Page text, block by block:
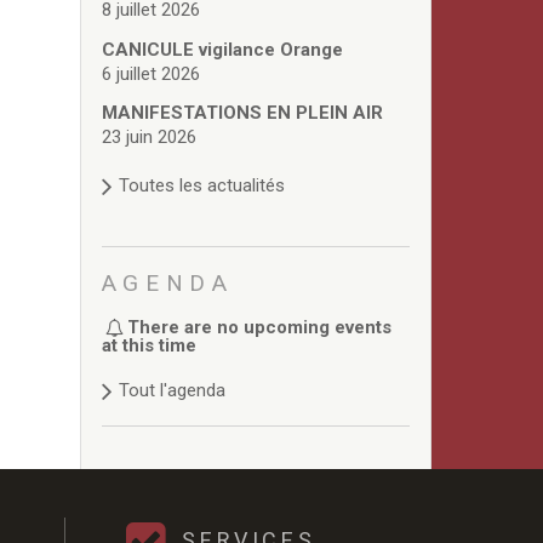
8 juillet 2026
CANICULE vigilance Orange
6 juillet 2026
MANIFESTATIONS EN PLEIN AIR
23 juin 2026
Toutes les actualités
AGENDA
There are no upcoming events
at this time
Tout l'agenda